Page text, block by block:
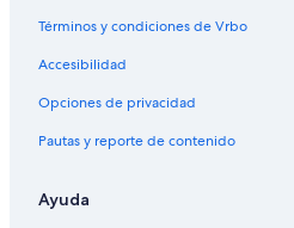
Hoteles en Fiore
Hoteles en Acquasparta
Hoteles con bar en Marsciano
Términos y condiciones de Vrbo
Accesibilidad
Opciones de privacidad
Pautas y reporte de contenido
Ayuda